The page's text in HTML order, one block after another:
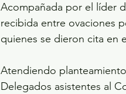
Acompañada por el líder
recibida entre ovaciones
quienes se dieron cita en
Atendiendo
Delegados asistentes al